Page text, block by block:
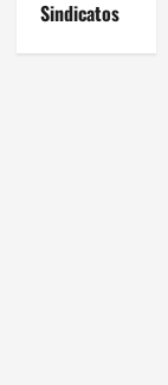
Sindicatos